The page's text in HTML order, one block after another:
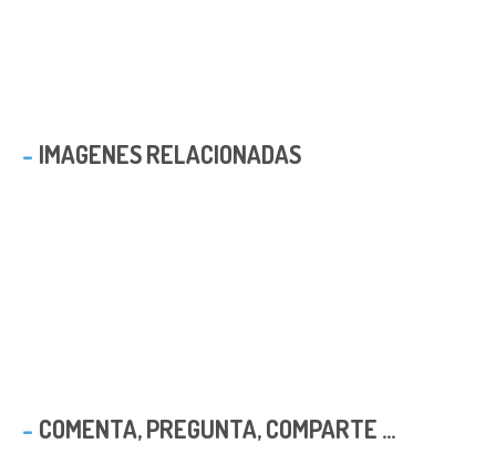
IMAGENES RELACIONADAS
COMENTA, PREGUNTA, COMPARTE ...